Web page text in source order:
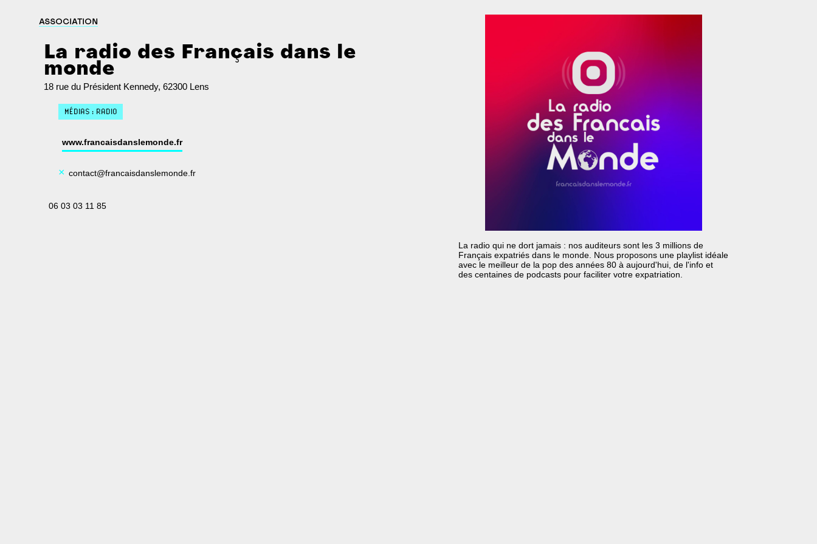
ASSOCIATION
La radio des Français dans le
monde
18 rue du Président Kennedy, 62300 Lens
MÉDIAS : RADIO
www.francaisdanslemonde.fr
× contact@francaisdanslemonde.fr
06 03 03 11 85
La radio qui ne dort jamais : nos auditeurs sont les 3 millions de
Français expatriés dans le monde. Nous proposons une playlist idéale
avec le meilleur de la pop des années 80 à aujourd'hui, de l'info et
des centaines de podcasts pour faciliter votre expatriation.